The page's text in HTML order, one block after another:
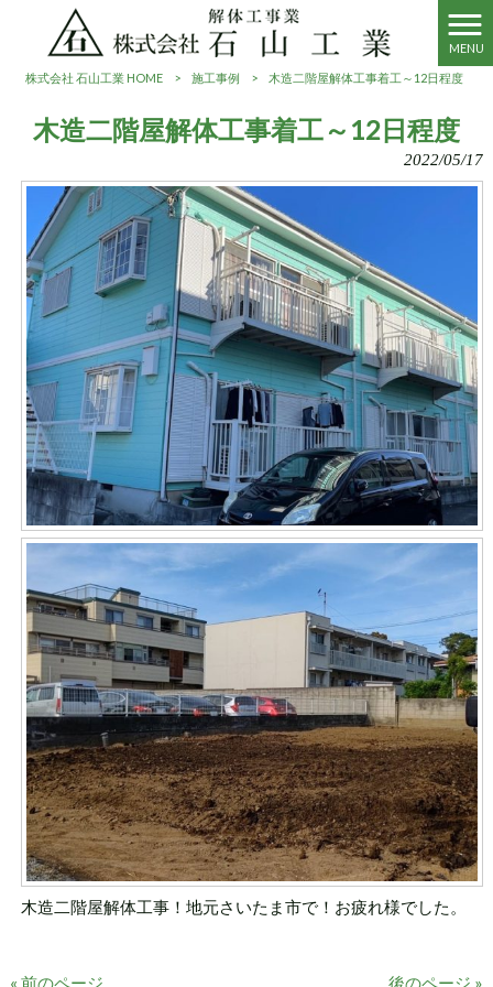
MENU
株式会社 石山工業 HOME > 施工事例 > 木造二階屋解体工事着工～12日程度
木造二階屋解体工事着工～12日程度
2022/05/17
木造二階屋解体工事！地元さいたま市で！お疲れ様でした。
« 前のページ 後のページ »